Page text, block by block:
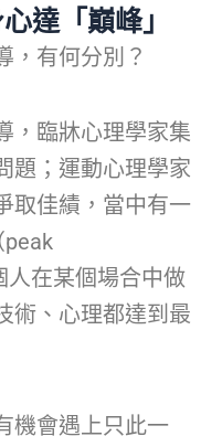
達「巔峰」
，有何分別？
，臨牀心理學家集
題；運動心理學家
取佳績，當中有一
在某個場合中做
術、心理都達到最
機會遇上只此一